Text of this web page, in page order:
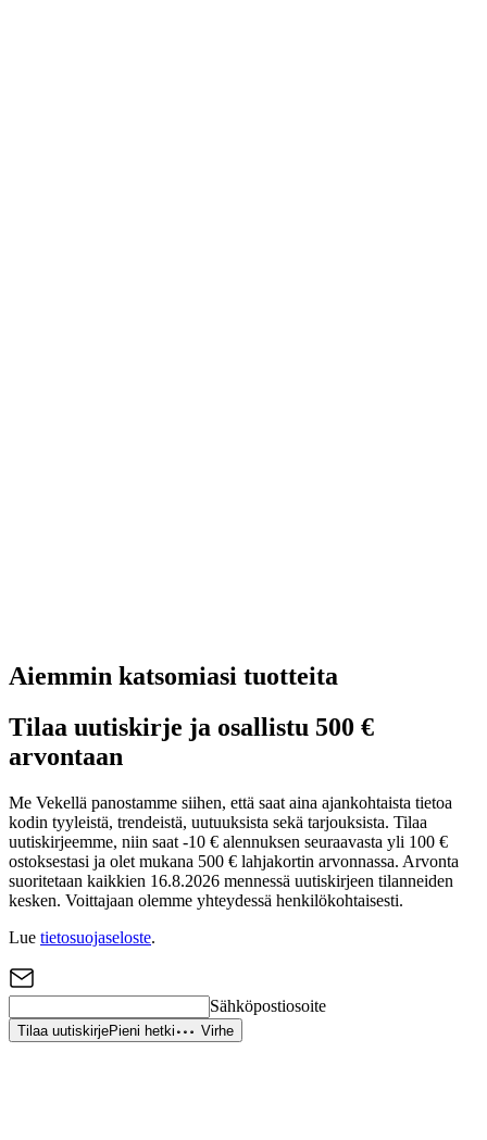
Aiemmin katsomiasi tuotteita
Tilaa uutiskirje ja osallistu 500 €
arvontaan
Me Vekellä panostamme siihen, että saat aina ajankohtaista tietoa
kodin tyyleistä, trendeistä, uutuuksista sekä tarjouksista. Tilaa
uutiskirjeemme, niin saat -10 € alennuksen seuraavasta yli 100 €
ostoksestasi ja olet mukana 500 € lahjakortin arvonnassa. Arvonta
suoritetaan kaikkien 16.8.2026 mennessä uutiskirjeen tilanneiden
kesken. Voittajaan olemme yhteydessä henkilökohtaisesti.
Lue tietosuojaseloste.
Sähköpostiosoite
Tilaa uutiskirjePieni hetki Virhe